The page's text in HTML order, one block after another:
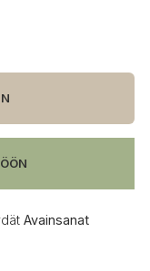
Avainsanat